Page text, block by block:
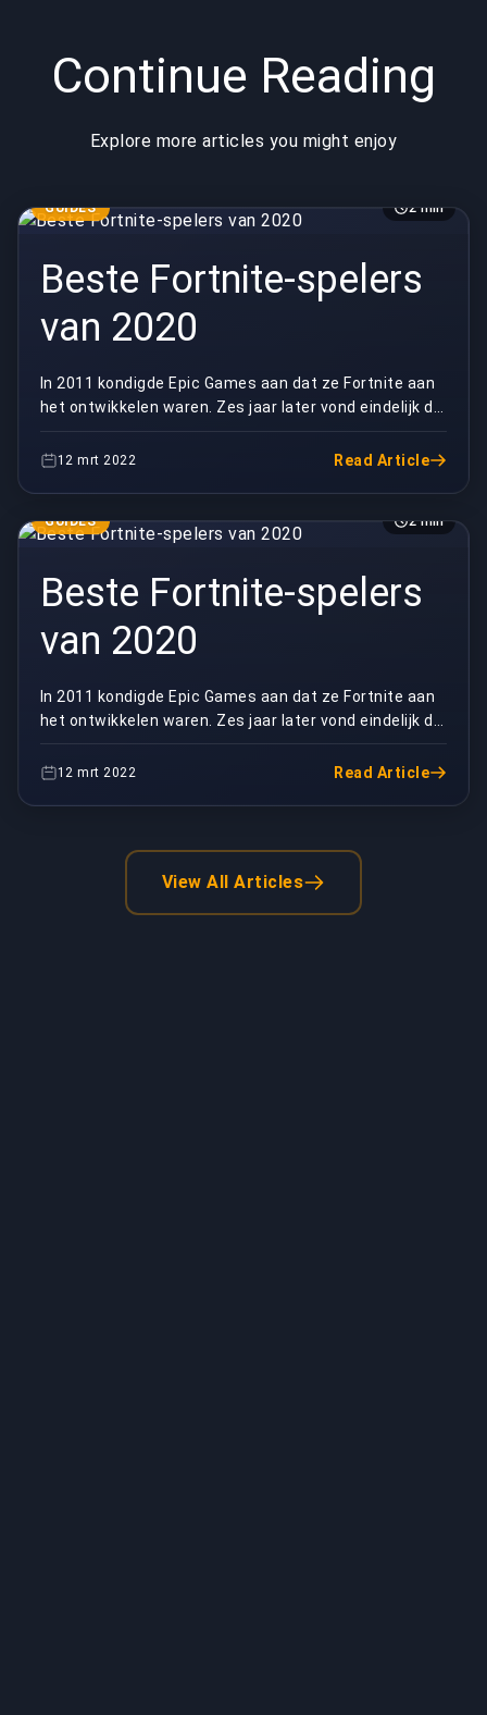
Continue Reading
Explore more articles you might enjoy
GUIDES 2 min
Beste Fortnite-spelers
van 2020
In 2011 kondigde Epic Games aan dat ze Fortnite aan
het ontwikkelen waren. Zes jaar later vond eindelijk de
langverwachte release van het gamingplatfo...
12 mrt 2022 Read Article
GUIDES 2 min
Beste Fortnite-spelers
van 2020
In 2011 kondigde Epic Games aan dat ze Fortnite aan
het ontwikkelen waren. Zes jaar later vond eindelijk de
langverwachte release van het gamingplatfo...
12 mrt 2022 Read Article
View All Articles